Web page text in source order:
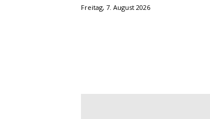
Freitag, 7. August 2026